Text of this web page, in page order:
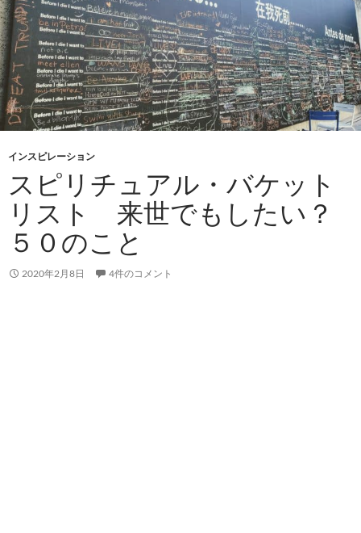
インスピレーション
スピリチュアル・バケット
リスト 来世でもしたい？
５０のこと
2020年2月8日 4件のコメント